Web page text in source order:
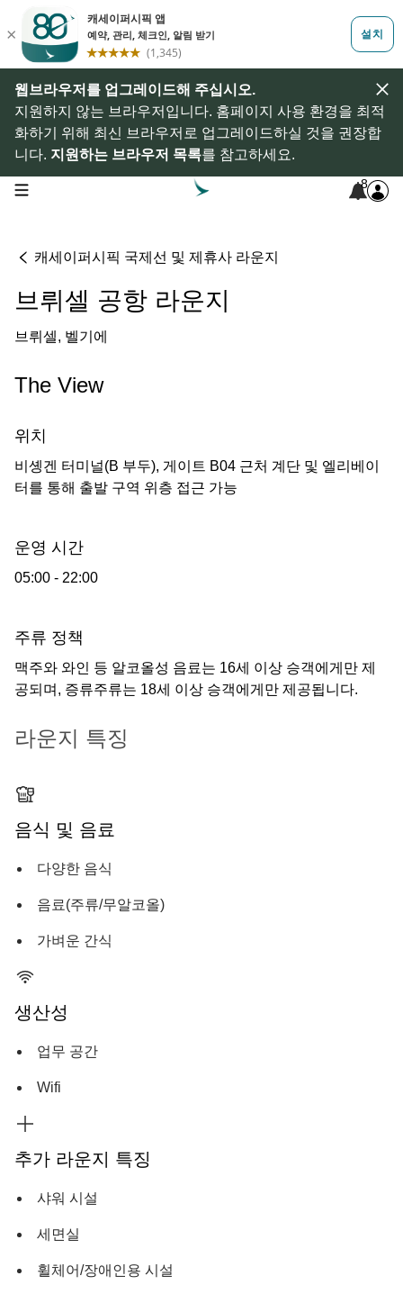
웹브라우저를 업그레이드해 주십시오.
지원하지 않는 브라우저입니다. 홈페이지 사용 환경을 최적
화하기 위해 최신 브라우저로 업그레이드하실 것을 권장합
니다. 지원하는 브라우저 목록를 참고하세요.
open navigation menu 8
캐세이퍼시픽 국제선 및 제휴사 라운지
브뤼셀 공항 라운지
브뤼셀, 벨기에
The View
위치
비솅겐 터미널(B 부두), 게이트 B04 근처 계단 및 엘리베이
터를 통해 출발 구역 위층 접근 가능
운영 시간
05:00 - 22:00
주류 정책
맥주와 와인 등 알코올성 음료는 16세 이상 승객에게만 제
공되며, 증류주류는 18세 이상 승객에게만 제공됩니다.
라운지 특징
음식 및 음료
다양한 음식
음료(주류/무알코올)
가벼운 간식
생산성
업무 공간
Wifi
추가 라운지 특징
샤워 시설
세면실
휠체어/장애인용 시설